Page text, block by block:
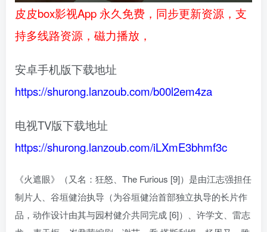
皮皮box影视App 永久免费，同步更新资源，支
持多线路资源，磁力播放，
安卓手机版下载地址
https://shurong.lanzoub.com/b00l2em4za
电视TV版下载地址
https://shurong.lanzoub.com/iLXmE3bhmf3c
《火遮眼》（又名：狂怒、The Furious [9]）是由江志强担任
制片人、谷垣健治执导（为谷垣健治首部独立执导的长片作
品，动作设计由其与园村健介共同完成 [6]）、许学文、雷志